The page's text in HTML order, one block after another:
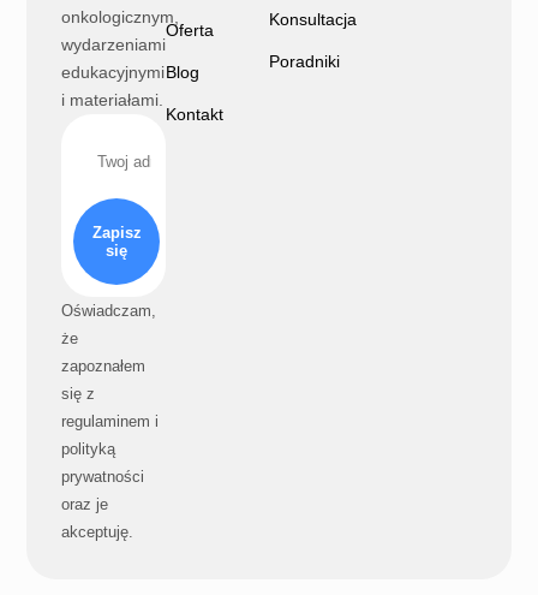
onkologicznym,
wydarzeniami
edukacyjnymi
i materiałami.
Zapisz
się
Oświadczam,
że
zapoznałem
się z
regulaminem i
polityką
prywatności
oraz je
akceptuję.
Oferta
Blog
Kontakt
Konsultacja
Poradniki